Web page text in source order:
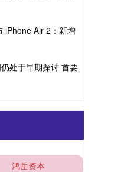
iPhone Air 2：新增
处于早期探讨 首要
鸿岳资本